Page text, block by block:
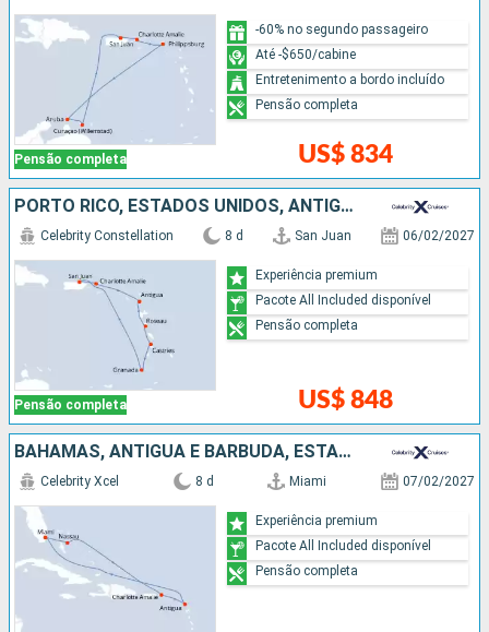
Pensão completa US$ 834
-60% no segundo passageiro
Até -$650/cabine
Entretenimento a bordo incluído
Pensão completa
PORTO RICO, ESTADOS UNIDOS, ANTIGUA E BARBUDA, REPUBLICA DOMINICANA, SANTA LUCIA, GRENADA
Pensão completa
Celebrity Constellation 8 d San Juan 06/02/2027
US$ 848
Experiência premium
Pacote All Included disponível
Pensão completa
BAHAMAS, ANTIGUA E BARBUDA, ESTADOS UNIDOS
Celebrity Xcel 8 d Miami 07/02/2027
Experiência premium
Pacote All Included disponível
Pensão completa